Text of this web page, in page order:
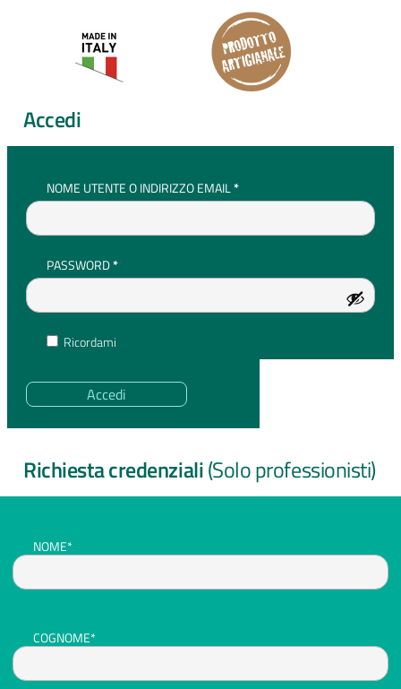
Accedi
NOME UTENTE O INDIRIZZO EMAIL*RICHIESTO
PASSWORD*RICHIESTO
Ricordami
Accedi
Richiesta credenziali(Solo professionisti)
NOME*
COGNOME*